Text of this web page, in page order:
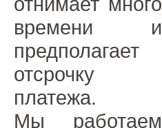
времени и
предполагает
отсрочку
платежа.
Мы работаем